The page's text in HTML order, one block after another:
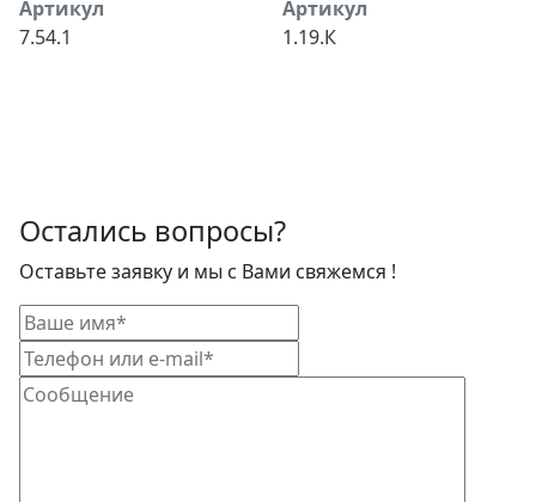
Артикул
7.54.1
Артикул
1.19.К
Остались вопросы?
Оставьте заявку и мы с Вами свяжемся !